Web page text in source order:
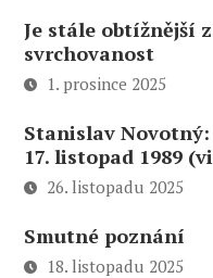
Je stále obtížnější
svrchovanost
1. prosince 2025
Stanislav Novotný:
17. listopad 1989
26. listopadu 2025
Smutné poznání
18. listopadu 2025